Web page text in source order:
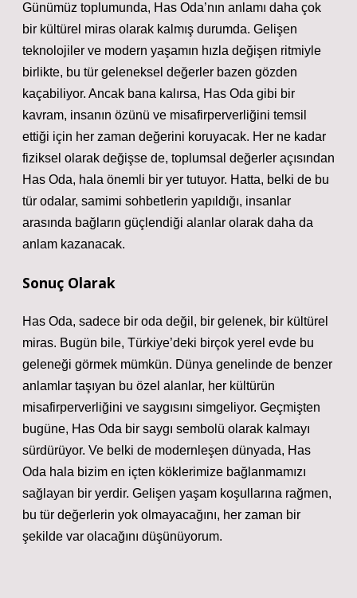
Günümüz toplumunda, Has Oda’nın anlamı daha çok
bir kültürel miras olarak kalmış durumda. Gelişen
teknolojiler ve modern yaşamın hızla değişen ritmiyle
birlikte, bu tür geleneksel değerler bazen gözden
kaçabiliyor. Ancak bana kalırsa, Has Oda gibi bir
kavram, insanın özünü ve misafirperverliğini temsil
ettiği için her zaman değerini koruyacak. Her ne kadar
fiziksel olarak değişse de, toplumsal değerler açısından
Has Oda, hala önemli bir yer tutuyor. Hatta, belki de bu
tür odalar, samimi sohbetlerin yapıldığı, insanlar
arasında bağların güçlendiği alanlar olarak daha da
anlam kazanacak.
Sonuç Olarak
Has Oda, sadece bir oda değil, bir gelenek, bir kültürel
miras. Bugün bile, Türkiye’deki birçok yerel evde bu
geleneği görmek mümkün. Dünya genelinde de benzer
anlamlar taşıyan bu özel alanlar, her kültürün
misafirperverliğini ve saygısını simgeliyor. Geçmişten
bugüne, Has Oda bir saygı sembolü olarak kalmayı
sürdürüyor. Ve belki de modernleşen dünyada, Has
Oda hala bizim en içten köklerimize bağlanmamızı
sağlayan bir yerdir. Gelişen yaşam koşullarına rağmen,
bu tür değerlerin yok olmayacağını, her zaman bir
şekilde var olacağını düşünüyorum.